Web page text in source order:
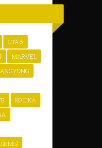
GTA 5
MARVEL
КОШКА